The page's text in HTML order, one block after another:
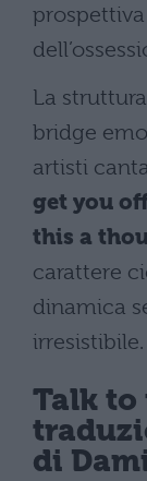
La
bridge
artisti
get you
this a
carattere
dinamica
irresistibile.
Talk to
di